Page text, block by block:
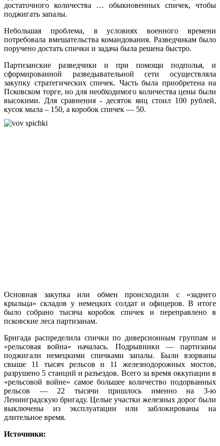
достаточного количества … обыкновенных спичек, чтобы
поджигать запалы.
Небольшая проблема, в условиях военного времени
потребовала вмешательства командования. Разведчикам было
поручено достать спички и задача была решена быстро.
Партизанские разведчики и при помощи подполья, и
сформированной разведывательной сети осуществляла
закупку стратегических спичек. Часть была приобретена на
Псковском торге, но для необходимого количества цены были
высокими. Для сравнения - десяток яиц стоил 100 рублей,
кусок мыла – 150, а коробок спичек — 50.
Основная закупка или обмен происходили с «заднего
крыльца» складов у немецких солдат и офицеров. В итоге
было собрано тысяча коробок спичек и переправлено в
псковские леса партизанам.
Бригада распределила спички по диверсионным группам и
«рельсовая война» началась. Подрывники — партизаны
поджигали немецкими спичками запалы. Были взорваны
свыше 11 тысяч рельсов и 11 железнодорожных мостов,
разрушено 5 станций и разъездов. Всего за время оккупации в
«рельсовой войне» самое большее количество подорванных
рельсов — 22 тысячи пришлось именно на 3-ю
Ленинградскую бригаду. Целые участки железных дорог были
выключены из эксплуатации или заблокированы на
длительное время.
Источники: